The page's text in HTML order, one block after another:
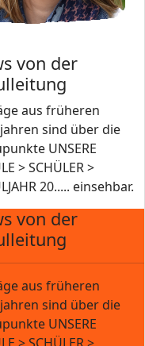
von der
aus früheren
sind über die
UNSERE
> SCHÜLER >
20..... einsehbar.
von der
aus früheren
sind über die
UNSERE